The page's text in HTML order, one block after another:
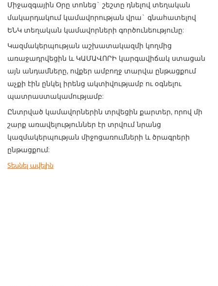
Միջազգային Օրը տոնեց` շեշտը դնելով տեղական
մակարդակում կամավորության վրա` գնահատելով
ԵՆԿ տեղական կամավորների գործունեությունը:
Կազմակերպության աշխատակազմի կողմից
առաջադրվեցին և ԿԱՄԱՎՈՐԻ կարգավիճակ ստացան
այն անդամները, ովքեր ամբողջ տարվա ընթացքում
աչքի էին ընկել իրենց ակտիվությամբ ու օգնելու
պատրաստակամությամբ:
Ընտրված կամավորներին տրվեցին քարտեր, որով մի
շարք առավելություններ էր տրվում նրանց
կազմակերպության միջոցառումների և ծրագրերի
ընթացքում:
Տեսնել ավելին